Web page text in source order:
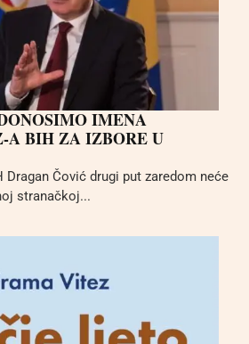
IMENA
A BIH ZA IZBORE U
Dragan Čović drugi put zaredom neće
stranačkoj...